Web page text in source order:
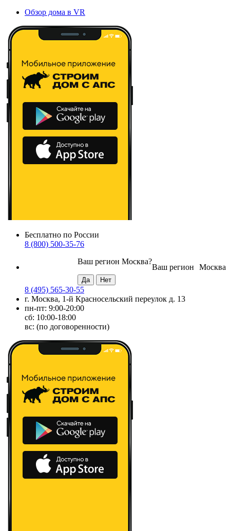
Обзор дома в VR
Бесплатно по России
8 (800) 500-35-76
Москва
Ваш регион
Ваш регион Москва?
8 (495) 565-30-55
г. Москва, 1-й Красносельский переулок д. 13
пн-пт: 9:00-20:00
сб: 10:00-18:00
вс: (по договоренности)